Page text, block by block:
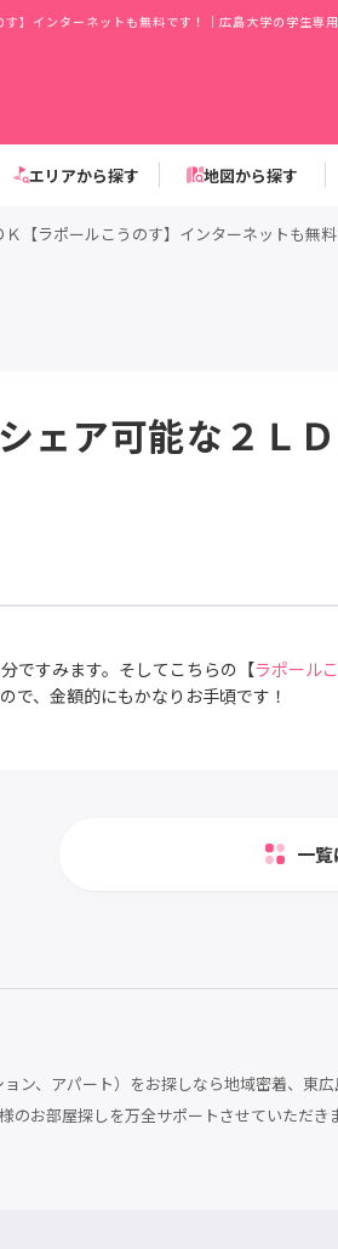
】インターネットも無料です！｜広島大学の学生専
エリアから探す 地図から探す
【ラポールこうのす】インターネットも無料
ェア可能な２Ｌ
ですみます。そしてこちらの【ラポール
で、金額的にもかなりお手頃です！
一覧
ン、アパート）をお探しなら地域密着、東
お部屋探しを万全サポートさせていただきま